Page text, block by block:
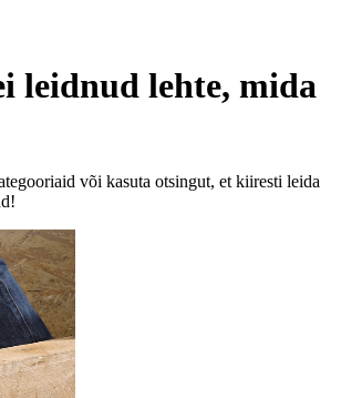
leidnud lehte, mida
või kasuta otsingut, et kiiresti leida